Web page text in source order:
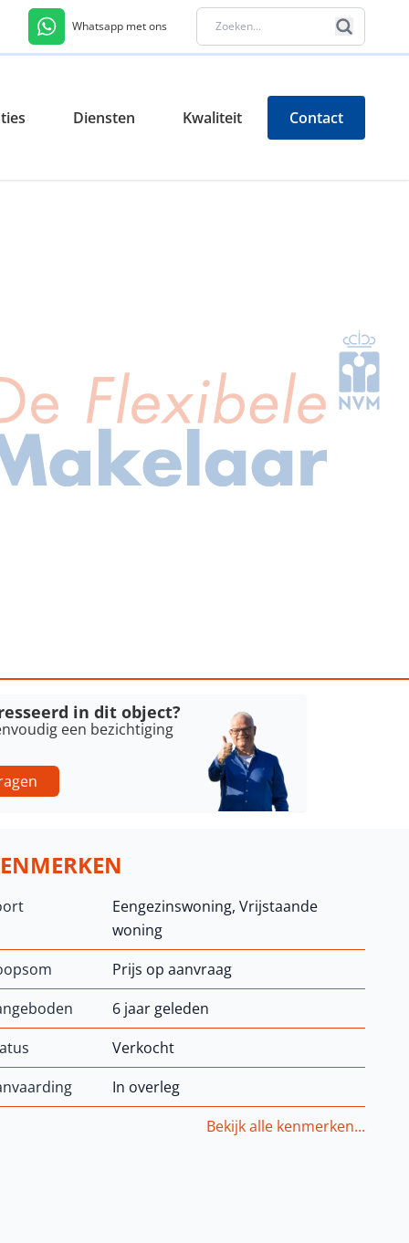
Whatsapp met ons
Diensten Kwaliteit Contact
in dit object?
een bezichtiging
Eengezinswoning, Vrijstaande
woning
Prijs op aanvraag
6 jaar geleden
Verkocht
In overleg
Bekijk alle kenmerken...